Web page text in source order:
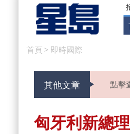
首頁 > 即時國際
其他文章 點擊
匈牙利新總